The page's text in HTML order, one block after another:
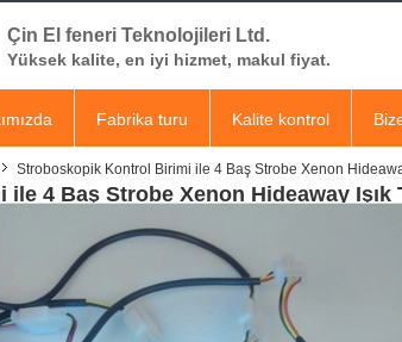
Çin El feneri Teknolojileri Ltd.
Yüksek kalite, en iyi hizmet, makul fiyat.
Fabrika turu Kalite kontrol
Stroboskopik Kontrol Birimi ile 4 Baş Strobe Xenon
4 Baş Strobe Xenon Hideaway Işık